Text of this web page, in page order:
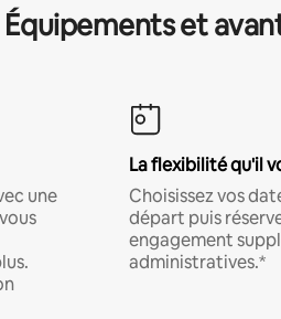
Équipements et
une
La flexibilité qu'il
Choisissez vos
départ puis
engagement
administratives.*